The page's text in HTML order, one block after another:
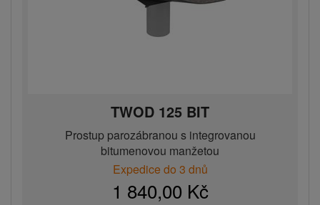
TWOD 125 BIT
Prostup parozábranou s integrovanou
bitumenovou manžetou
Expedice do 3 dnů
1 840,00 Kč